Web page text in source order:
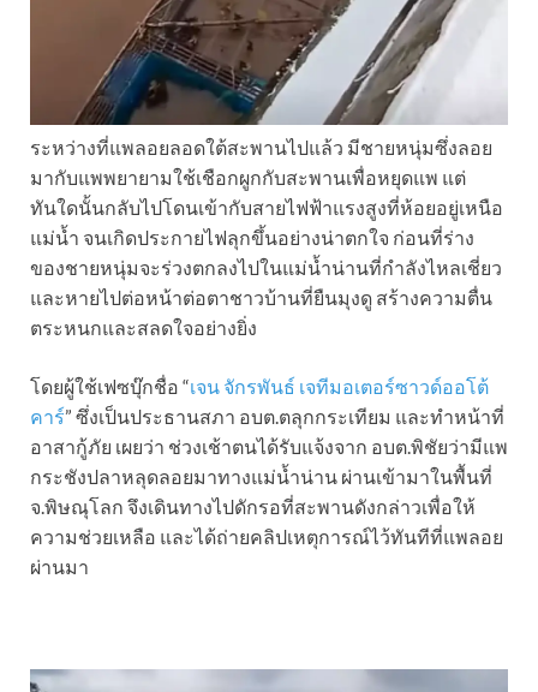
ระหว่างที่แพลอยลอดใต้สะพานไปแล้ว มีชายหนุ่มซึ่งลอย
มากับแพพยายามใช้เชือกผูกกับสะพานเพื่อหยุดแพ แต่
ทันใดนั้นกลับไปโดนเข้ากับสายไฟฟ้าแรงสูงที่ห้อยอยู่เหนือ
แม่น้ำ จนเกิดประกายไฟลุกขึ้นอย่างน่าตกใจ ก่อนที่ร่าง
ของชายหนุ่มจะร่วงตกลงไปในแม่น้ำน่านที่กำลังไหลเชี่ยว
และหายไปต่อหน้าต่อตาชาวบ้านที่ยืนมุงดู สร้างความตื่น
ตระหนกและสลดใจอย่างยิ่ง
โดยผู้ใช้เฟซบุ๊กชื่อ “เจน จักรพันธ์ เจทีมอเตอร์ซาวด์ออโต้
คาร์” ซึ่งเป็นประธานสภา อบต.ตลุกกระเทียม และทำหน้าที่
อาสากู้ภัย เผยว่า ช่วงเช้าตนได้รับแจ้งจาก อบต.พิชัยว่ามีแพ
กระชังปลาหลุดลอยมาทางแม่น้ำน่าน ผ่านเข้ามาในพื้นที่
จ.พิษณุโลก จึงเดินทางไปดักรอที่สะพานดังกล่าวเพื่อให้
ความช่วยเหลือ และได้ถ่ายคลิปเหตุการณ์ไว้ทันทีที่แพลอย
ผ่านมา